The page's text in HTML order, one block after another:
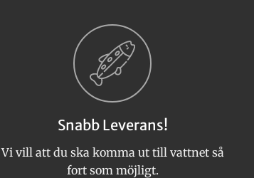
Snabb Leverans!
Vi vill att du ska komma ut till vattnet så
fort som möjligt.